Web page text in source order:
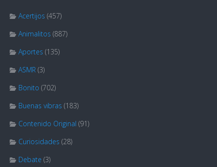
Acertijos (457)
Animalitos (887)
Aportes (135)
ASMR (3)
Bonito (702)
Buenas vibras (183)
Contenido Original (91)
Curiosidades (28)
Debate (3)